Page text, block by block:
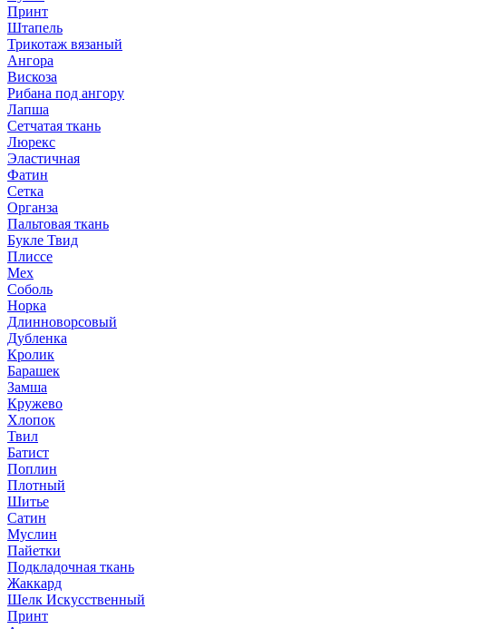
Принт
Штапель
Трикотаж вязаный
Ангора
Вискоза
Рибана под ангору
Лапша
Сетчатая ткань
Люрекс
Эластичная
Фатин
Сетка
Органза
Пальтовая ткань
Букле Твид
Плиссе
Мех
Соболь
Норка
Длинноворсовый
Дубленка
Кролик
Барашек
Замша
Кружево
Хлопок
Твил
Батист
Поплин
Плотный
Шитье
Сатин
Муслин
Пайетки
Подкладочная ткань
Жаккард
Шелк Искусственный
Принт